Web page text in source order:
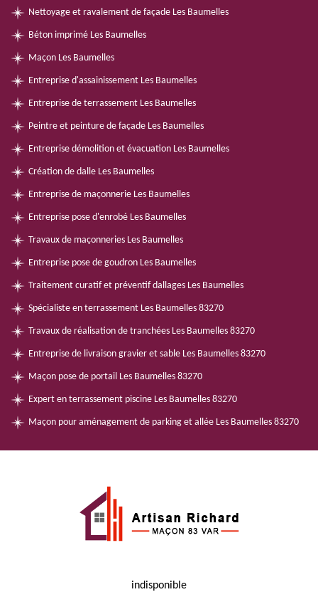
Nettoyage et ravalement de façade Les Baumelles
Béton imprimé Les Baumelles
Maçon Les Baumelles
Entreprise d'assainissement Les Baumelles
Entreprise de terrassement Les Baumelles
Peintre et peinture de façade Les Baumelles
Entreprise démolition et évacuation Les Baumelles
Création de dalle Les Baumelles
Entreprise de maçonnerie Les Baumelles
Entreprise pose d'enrobé Les Baumelles
Travaux de maçonneries Les Baumelles
Entreprise pose de goudron Les Baumelles
Traitement curatif et préventif dallages Les Baumelles
Spécialiste en terrassement Les Baumelles 83270
Travaux de réalisation de tranchées Les Baumelles 83270
Entreprise de livraison gravier et sable Les Baumelles 83270
Maçon pose de portail Les Baumelles 83270
Expert en terrassement piscine Les Baumelles 83270
Maçon pour aménagement de parking et allée Les Baumelles 83270
indisponible